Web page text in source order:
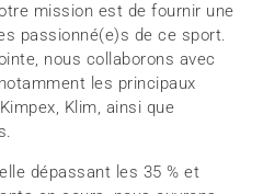
mission est de fournir une
passionné(e)s de ce sport.
nous collaborons avec
les principaux
Klim, ainsi que
dépassant les 35 % et